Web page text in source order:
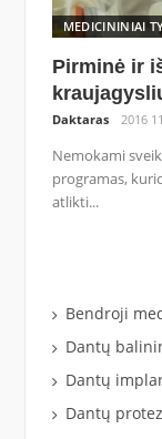
MEDICININIAI
Pirminė ir
Daktaras 2016
Nemokami
programas,
atlikti...
Bendroji
Dantų
Dantų
Dantų